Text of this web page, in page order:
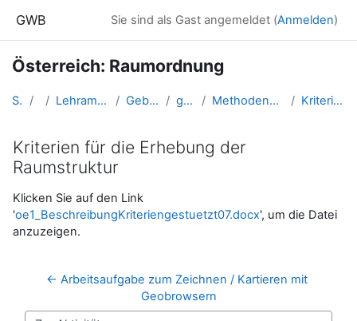
GWB Sie sind als Gast angemeldet (Anmelden)
Österreich: Raumordnung
Startseite Kurse Lehramtsausbildung GW im Cluster Österreich Mitte Gebundenes Wahlfach: Österreich gw_OE_raumordnung_1 Methodenwissen - Fertigkeiten zur Arbeit an Raumordnungsfragen Kriterien für die Erhebung der Raumstruktur
Kriterien für die Erhebung der
Raumstruktur
Abschlussbedingungen
Klicken Sie auf den Link
'oe1_BeschreibungKriteriengestuetzt07.docx', um die Datei
anzuzeigen.
← Arbeitsaufgabe zum Zeichnen / Kartieren mit
Geobrowsern